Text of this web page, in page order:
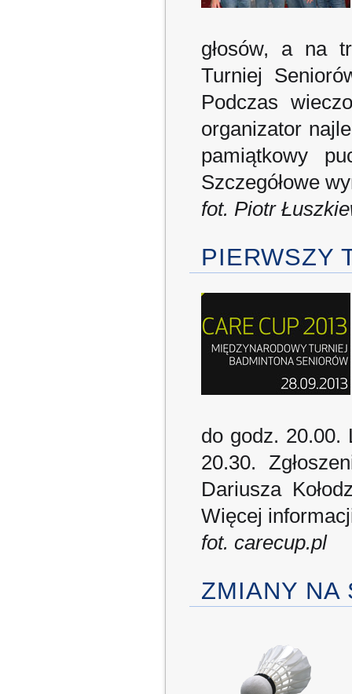
głosów, a na
Turniej
Podczas
organizator
pamiątkowy
Szczegółowe
fot. Piotr
PIERWSZY
do godz. 20.00.
20.30.
Dariusza
Więcej
fot. carecup.pl
ZMIANY NA